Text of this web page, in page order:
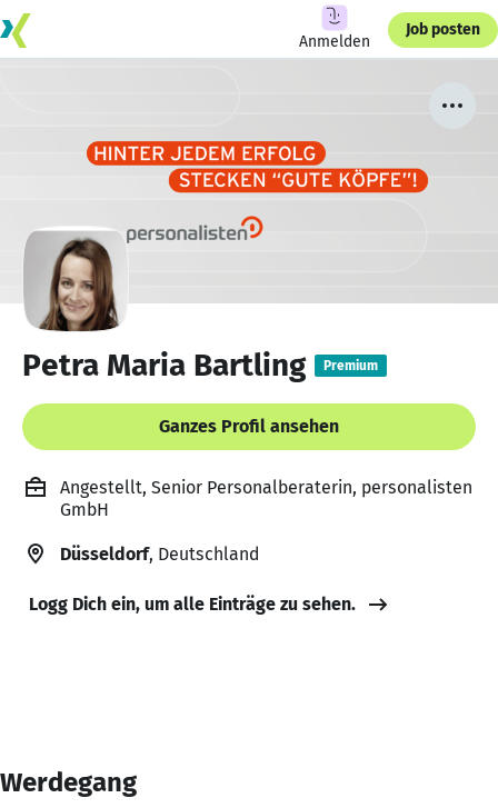
Anmelden
Job posten
Petra Maria Bartling Premium
Ganzes Profil ansehen
Angestellt, Senior Personalberaterin, personalisten
GmbH
Düsseldorf, Deutschland
Logg Dich ein, um alle Einträge zu sehen.
Werdegang